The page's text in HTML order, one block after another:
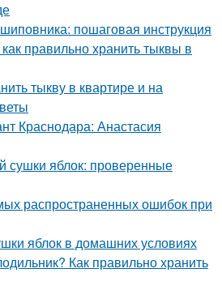
пошаговая инструкция
правильно хранить тыквы в
тыкву в квартире и на
Краснодара: Анастасия
сушки яблок: проверенные
распространенных ошибок при
яблок в домашних условиях
Как правильно хранить